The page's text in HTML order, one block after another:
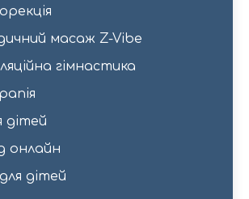
масаж Z-Vibe​
гімнастика
дітей
онлайн
дітей